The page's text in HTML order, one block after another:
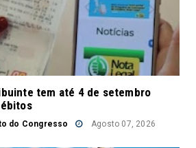
tem até 4 de setembro
do Congresso Agosto 07, 2026